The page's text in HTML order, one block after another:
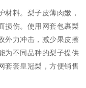
材料。梨子皮薄肉嫩，
损伤。使用网套包裹梨
外力冲击，减少果皮擦
为不同品种的梨子提供
套套皇冠梨，方便销售